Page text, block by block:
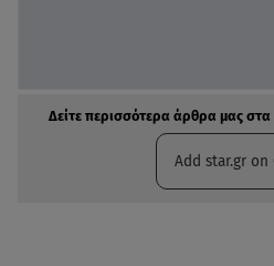
Δείτε περισσότερα άρθρα μας
Add star.gr on